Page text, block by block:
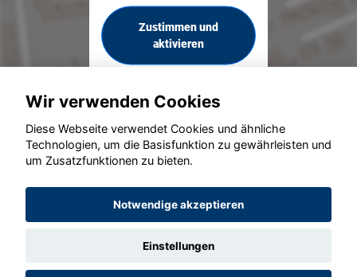
Zustimmen und
aktivieren
© konjunkturmotor.de GmbH 2020 - 2026
Wir verwenden Cookies
Diese Webseite verwendet Cookies und ähnliche
Technologien, um die Basisfunktion zu gewährleisten und
um Zusatzfunktionen zu bieten.
Notwendige akzeptieren
Einstellungen